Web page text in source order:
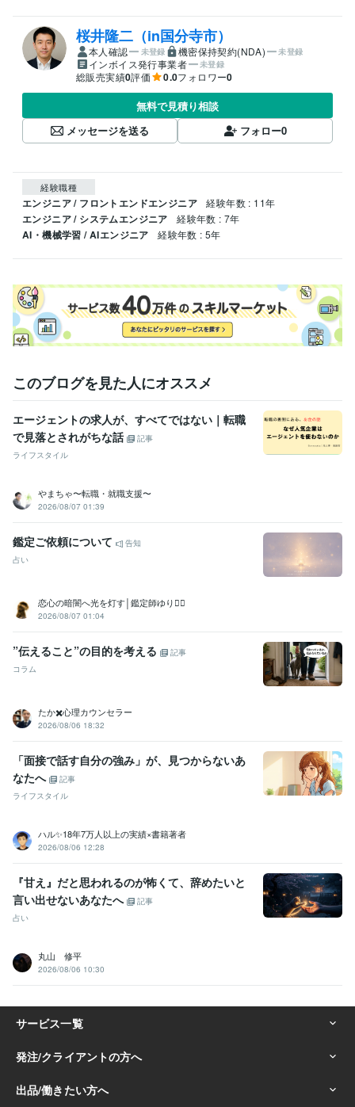
桜井隆二（in国分寺市）
本人確認 未登録 機密保持契約(NDA) 未登録
インボイス発行事業者 未登録
総販売実績0評価 0.0フォロワー0
無料で見積り相談
メッセージを送る
フォロー0
経験職種
エンジニア / フロントエンドエンジニア 経験年数 : 11年
エンジニア / システムエンジニア 経験年数 : 7年
AI・機械学習 / AIエンジニア 経験年数 : 5年
このブログを見た人にオススメ
エージェントの求人が、すべてではない｜転職
で見落とされがちな話
記事
ライフスタイル
やまちゃ〜転職・就職支援〜
2026/08/07 01:39
鑑定ご依頼について
告知
占い
恋心の暗闇へ光を灯す│鑑定師ゆり❁⃘
2026/08/07 01:04
”伝えること”の目的を考える
記事
コラム
たか✖️心理カウンセラー
2026/08/06 18:32
「面接で話す自分の強み」が、見つからないあ
なたへ
記事
ライフスタイル
ハル✨18年7万人以上の実績×書籍著者
2026/08/06 12:28
『甘え』だと思われるのが怖くて、辞めたいと
言い出せないあなたへ
記事
占い
丸山 修平
2026/08/06 10:30